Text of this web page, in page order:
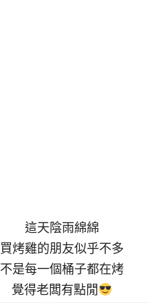
這天陰雨綿綿
買烤雞的朋友似乎不多
不是每一個桶子都在烤
覺得老闆有點閒